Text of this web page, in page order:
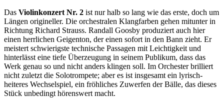
Das Violinkonzert Nr. 2 ist nur halb so lang wie das erste, doch um
Längen origineller. Die orchestralen Klangfarben gehen mitunter in
Richtung Richard Strauss. Randall Goosby produziert auch hier
einen herrlichen Geigenton, der einen sofort in den Bann zieht. Er
meistert schwierigste technische Passagen mit Leichtigkeit und
hinterlässt eine tiefe Überzeugung in seinem Publikum, dass das
Werk genau so und nicht anders klingen soll. Im Orchester brilliert
nicht zuletzt die Solotrompete; aber es ist insgesamt ein lyrisch-
heiteres Wechselspiel, ein fröhliches Zuwerfen der Bälle, das dieses
Stück unbedingt hörenswert macht.